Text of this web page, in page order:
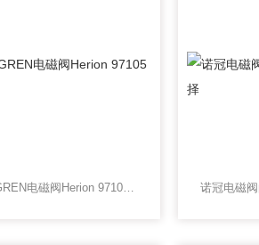
NORGREN电磁阀Herion 97105系列